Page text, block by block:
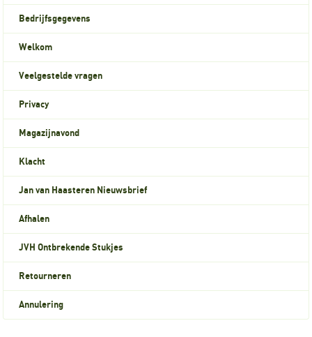
Bedrijfsgegevens
Welkom
Veelgestelde vragen
Privacy
Magazijnavond
Klacht
Jan van Haasteren Nieuwsbrief
Afhalen
JVH Ontbrekende Stukjes
Retourneren
Annulering